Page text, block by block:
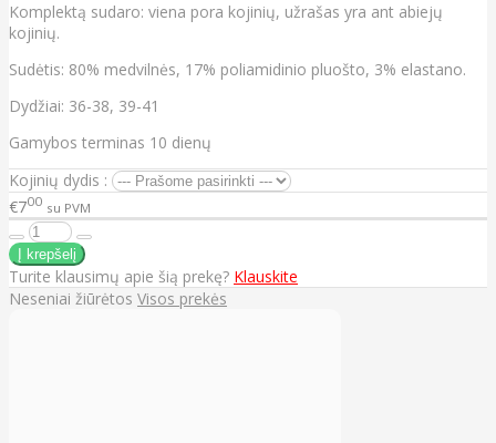
Komplektą sudaro: viena pora kojinių, užrašas yra ant abiejų
kojinių.
Sudėtis: 80% medvilnės, 17% poliamidinio pluošto, 3% elastano.
Dydžiai: 36-38, 39-41
Gamybos terminas 10 dienų
Kojinių dydis :
€700 su PVM
Turite klausimų apie šią prekę? Klauskite
Neseniai žiūrėtos Visos prekės